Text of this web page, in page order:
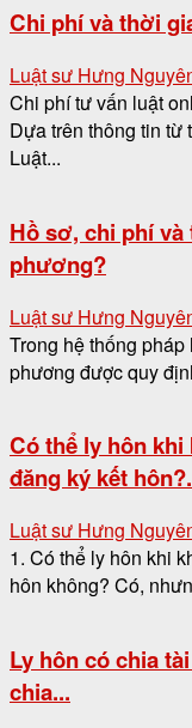
Chi phí và thời
Luật sư Hưng
Chi phí tư vấn luật
Dựa trên thông tin từ
Luật...
Hồ sơ, chi phí
phương?
Luật sư Hưng
Trong hệ thống
phương được quy
Có thể ly hôn
đăng ký kết
Luật sư Hưng
1. Có thể ly hôn khi
hôn không? Có,
Ly hôn có chia
chia...